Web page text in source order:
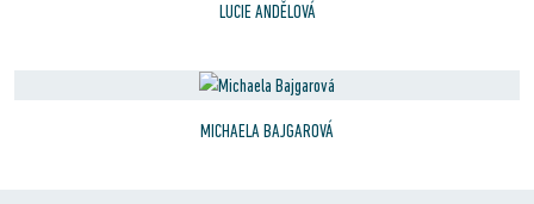
LUCIE ANDĚLOVÁ
MICHAELA BAJGAROVÁ